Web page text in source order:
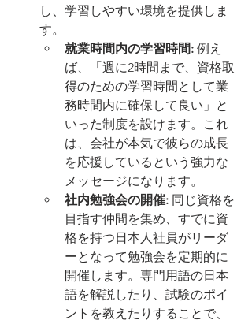
し、学習しやすい環境を提供しま
す。
就業時間内の学習時間: 例え
ば、「週に2時間まで、資格取
得のための学習時間として業
務時間内に確保して良い」と
いった制度を設けます。これ
は、会社が本気で彼らの成長
を応援しているという強力な
メッセージになります。
社内勉強会の開催: 同じ資格を
目指す仲間を集め、すでに資
格を持つ日本人社員がリーダ
ーとなって勉強会を定期的に
開催します。専門用語の日本
語を解説したり、試験のポイ
ントを教えたりすることで、